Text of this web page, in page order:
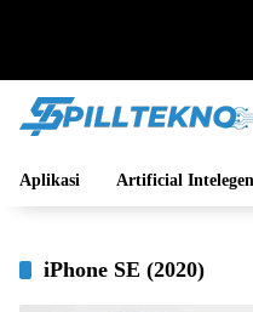
Aplikasi Artificial
iPhone SE (2020)